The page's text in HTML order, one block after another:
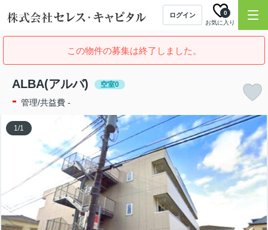
ログイン
お気に入り
0
この物件の募集は終了しました。
ALBA(アルバ) 空室0
- 管理/共益費 -
1/1